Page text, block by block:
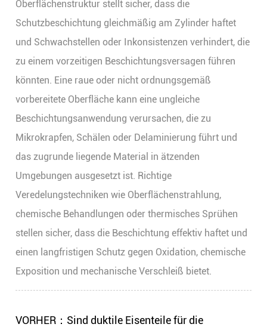
Oberflächenstruktur stellt sicher, dass die
Schutzbeschichtung gleichmäßig am Zylinder haftet
und Schwachstellen oder Inkonsistenzen verhindert, die
zu einem vorzeitigen Beschichtungsversagen führen
könnten. Eine raue oder nicht ordnungsgemäß
vorbereitete Oberfläche kann eine ungleiche
Beschichtungsanwendung verursachen, die zu
Mikrokrapfen, Schälen oder Delaminierung führt und
das zugrunde liegende Material in ätzenden
Umgebungen ausgesetzt ist. Richtige
Veredelungstechniken wie Oberflächenstrahlung,
chemische Behandlungen oder thermisches Sprühen
stellen sicher, dass die Beschichtung effektiv haftet und
einen langfristigen Schutz gegen Oxidation, chemische
Exposition und mechanische Verschleiß bietet.
VORHER：Sind duktile Eisenteile für die